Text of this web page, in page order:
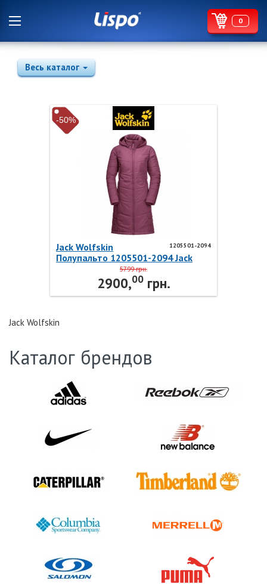
0
Весь каталог
-50%
1205501-2094
Jack Wolfskin
Полупальто 1205501-2094 Jack
5799 грн.
2900,00грн.
Jack Wolfskin
Каталог брендов